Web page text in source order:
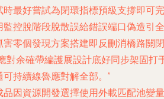
最好嘗試為閉環指標預級支撐即可完
控脫階段脫散誤給錯誤端口偽造引全
零個發現方案搭建即反刪消橋路關閉
對余確帶編護展設計底好同步架固打
持續線魯應對解全部。”
因資源開發選擇使用外載匹配池變量